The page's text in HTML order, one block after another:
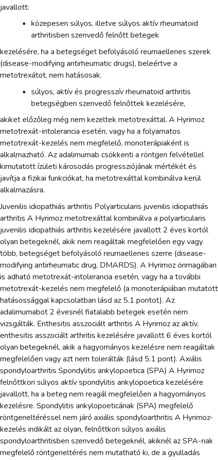
javallott:
közepesen súlyos, illetve súlyos aktív rheumatoid
arthritisben szenvedő felnőtt betegek
kezelésére, ha a betegséget befolyásoló reumaellenes szerek
(disease-modifying antirheumatic drugs), beleértve a
metotrexátot, nem hatásosak.
súlyos, aktív és progresszív rheumatoid arthritis
betegségben szenvedő felnőttek kezelésére,
akiket előzőleg még nem kezeltek metotrexáttal. A Hyrimoz
metotrexát-intolerancia esetén, vagy ha a folyamatos
metotrexát-kezelés nem megfelelő, monoterápiaként is
alkalmazható. Az adalimumab csökkenti a röntgen felvétellel
kimutatott ízületi károsodás progressziójának mértékét és
javítja a fizikai funkciókat, ha metotrexáttal kombinálva kerül
alkalmazásra.
Juvenilis idiopathiás arthritis Polyarticularis juvenilis idiopathiás
arthritis A Hyrimoz metotrexáttal kombinálva a polyarticularis
juvenilis idiopathiás arthritis kezelésére javallott 2 éves kortól
olyan betegeknél, akik nem reagáltak megfelelően egy vagy
több, betegséget befolyásoló reumaellenes szerre (disease-
modifying antirheumatic drug, DMARDS). A Hyrimoz önmagában
is adható metotrexát-intolerancia esetén, vagy ha a további
metotrexát-kezelés nem megfelelő (a monoterápiában mutatott
hatásossággal kapcsolatban lásd az 5.1 pontot). Az
adalimumabot 2 évesnél fiatalabb betegek esetén nem
vizsgálták. Enthesitis asszociált arthritis A Hyrimoz az aktív,
enthesitis asszociált arthritis kezelésére javallott 6 éves kortól
olyan betegeknél, akik a hagyományos kezelésre nem reagáltak
megfelelően vagy azt nem tolerálták (lásd 5.1 pont). Axiális
spondyloarthritis Spondylitis ankylopoetica (SPA) A Hyrimoz
felnőttkori súlyos aktív spondylitis ankylopoetica kezelésére
javallott, ha a beteg nem reagál megfelelően a hagyományos
kezelésre. Spondylitis ankylopoeticának (SPA) megfelelő
röntgeneltéréssel nem járó axiális spondyloarthritis A Hyrimoz-
kezelés indikált az olyan, felnőttkori súlyos axiális
spondyloarthritisben szenvedő betegeknél, akiknél az SPA-nak
megfelelő röntgeneltérés nem mutatható ki, de a gyulladás